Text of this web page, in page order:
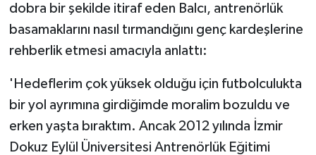
dobra bir şekilde itiraf eden Balcı, antrenörlük
basamaklarını nasıl tırmandığını genç kardeşlerine
rehberlik etmesi amacıyla anlattı:
'Hedeflerim çok yüksek olduğu için futbolculukta
bir yol ayrımına girdiğimde moralim bozuldu ve
erken yaşta bıraktım. Ancak 2012 yılında İzmir
Dokuz Eylül Üniversitesi Antrenörlük Eğitimi